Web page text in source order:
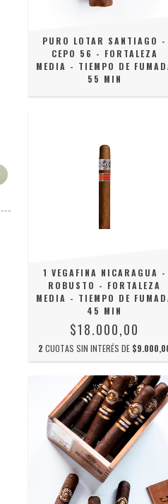
PURO LOTAR SANTIAGO -
CEPO 56 - FORTALEZA
MEDIA - TIEMPO DE
55 MIN
1 VEGAFINA NICARAGUA -
ROBUSTO - FORTALEZA
MEDIA - TIEMPO DE
45 MIN
$18.000,00
2 CUOTAS SIN INTERÉS DE